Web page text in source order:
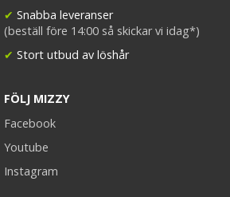
✔ Snabba leveranser
(beställ före 14:00 så skickar vi idag*)
✔ Stort utbud av löshår
FÖLJ MIZZY
Facebook
Youtube
Instagram